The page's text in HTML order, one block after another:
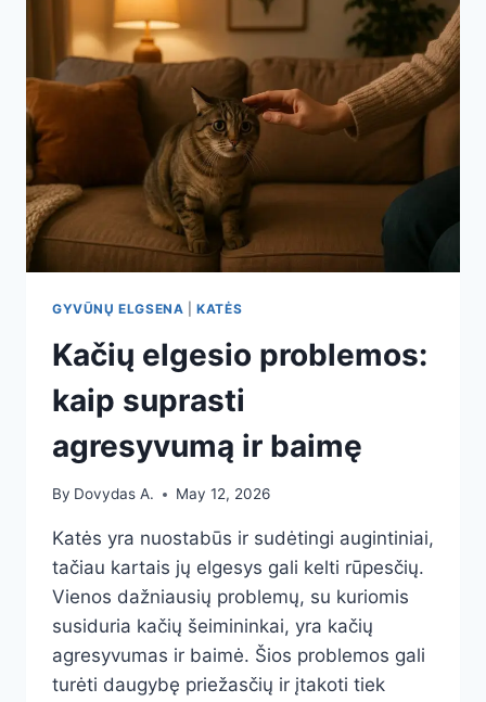
GYVŪNŲ ELGSENA |KATĖS
Kačių elgesio problemos:
kaip suprasti
agresyvumą ir baimę
By Dovydas A. May 12, 2026
Katės yra nuostabūs ir sudėtingi augintiniai,
tačiau kartais jų elgesys gali kelti rūpesčių.
Vienos dažniausių problemų, su kuriomis
susiduria kačių šeimininkai, yra kačių
agresyvumas ir baimė. Šios problemos gali
turėti daugybę priežasčių ir įtakoti tiek